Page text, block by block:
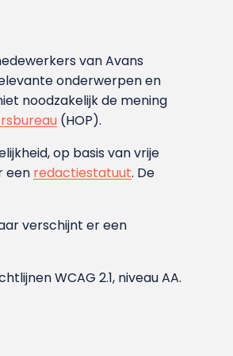
van Avans
onderwerpen en
noodzakelijk de mening
(HOP).
op basis van vrije
een redactiestatuut. De
verschijnt er een
WCAG 2.1, niveau AA.